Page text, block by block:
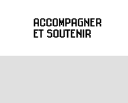
ACCOMPAGNER
ET SOUTENIR